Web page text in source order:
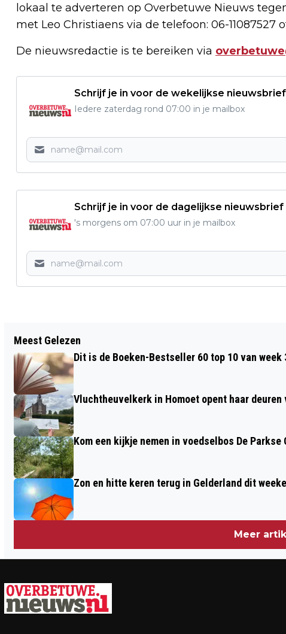
lokaal te adverteren op Overbetuwe Nieuws
met Leo Christiaens via de telefoon: 06-11087527
De nieuwsredactie is te bereiken via
Schrijf je in voor de wekelijkse nieuwsbrief
Iedere zaterdag rond 07:00 in je mailbox
Schrijf je in voor de dagelijkse nieuwsbrief
's morgens om 07:00 uur in je mailbox
VIERDAAGSEFEESTEN 2025: 40 PODIA
EN RUIM 1000 ARTIESTEN
Meest Gelezen
Dit is de Boeken-Bestseller 60 top 10 van week
Vluchtheuvelkerk in Homoet opent haar deuren
Kom een kijkje nemen in voedselbos De Parkse
Zon en hitte keren terug in Gelderland dit
Meer